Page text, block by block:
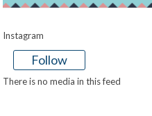
Instagram
Follow
There is no media in this feed